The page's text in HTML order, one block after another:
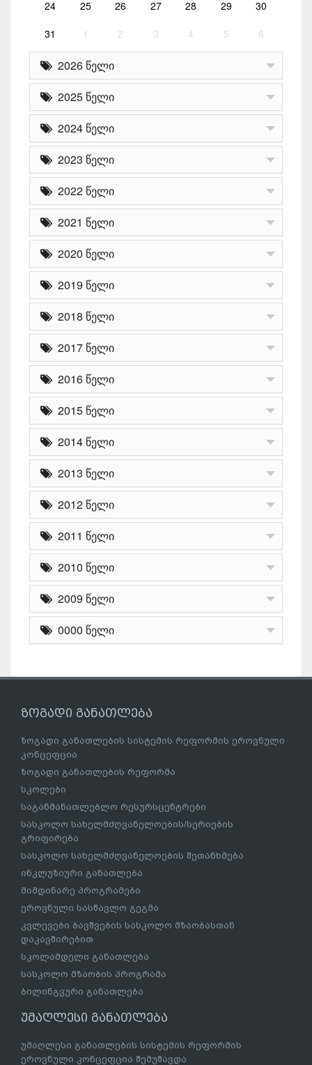
24 25 26 27 28 29 30
31 1 2 3 4 5 6
2026 წელი
2025 წელი
2024 წელი
2023 წელი
2022 წელი
2021 წელი
2020 წელი
2019 წელი
2018 წელი
2017 წელი
2016 წელი
2015 წელი
2014 წელი
2013 წელი
2012 წელი
2011 წელი
2010 წელი
2009 წელი
0000 წელი
ზოგადი განათლება
ზოგადი განათლების სისტემის რეფორმის ეროვნული
კონცეფცია
ზოგადი განათლების რეფორმა
სკოლები
საგანმანათლებლო რესურსცენტრები
სასკოლო სახელმძღვანელოების/სერიების
გრიფირება
სასკოლო სახელმძღვანელოების შეთანხმება
ინკლუზიური განათლება
მიმდინარე პროგრამები
ეროვნული სასწავლო გეგმა
კვლევები ბავშვების სასკოლო მზაობასთან
დაკავშირებით
სკოლამდელი განათლება
სასკოლო მზაობის პროგრამა
ბილინგვური განათლება
უმაღლესი განათლება
უმაღლესი განათლების სისტემის რეფორმის
ეროვნული კონცეფცია შემუშავდა